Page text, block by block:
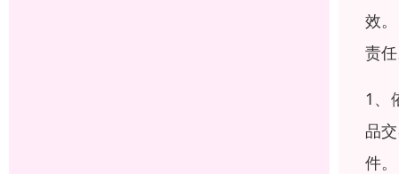
效
责
1、
品
件。